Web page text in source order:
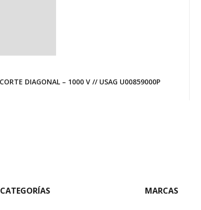
DIAGONAL – 1000 V // USAG U00859000P
CATEGORÍAS MARCAS